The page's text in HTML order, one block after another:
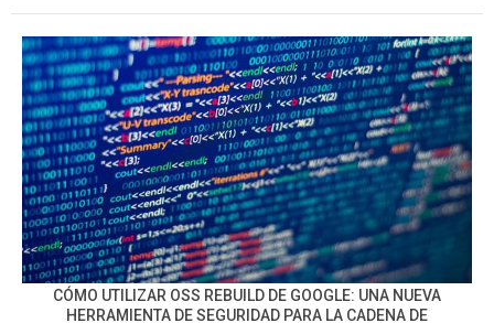
CÓMO UTILIZAR OSS REBUILD DE GOOGLE: UNA NUEVA
HERRAMIENTA DE SEGURIDAD PARA LA CADENA DE